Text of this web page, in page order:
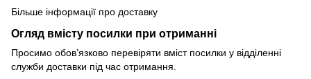
Більше інформації про доставку
Огляд вмісту посилки при отриманні
Просимо обов’язково перевіряти вміст посилки у відділенні
служби доставки під час отримання.